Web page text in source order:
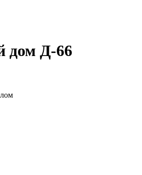
дом Д-66